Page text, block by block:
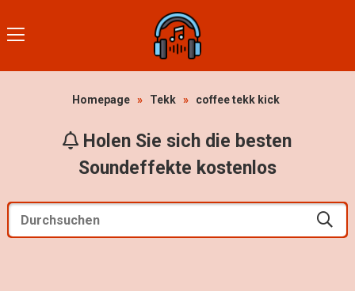
Homepage » Tekk » coffee tekk kick
Holen Sie sich die besten
Soundeffekte kostenlos